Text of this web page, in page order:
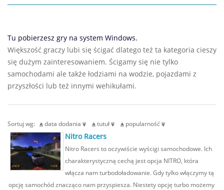
Tu pobierzesz gry na system Windows.
Większość graczy lubi się ścigać dlatego też ta kategoria cieszy
się dużym zainteresowaniem. Ścigamy się nie tylko
samochodami ale także łodziami na wodzie, pojazdami z
przyszłości lub też innymi wehikułami.
Sortuj wg: data dodania tutuł popularność
Nitro Racers
Nitro Racers to oczywiście wyścigi samochodowe. Ich
charakterystyczną cechą jest opcja NITRO, która
włącza nam turbodoładowanie. Gdy tylko włączymy tą
opcję samochód znacząco nam przyspiesza. Niestety opcję turbo możemy